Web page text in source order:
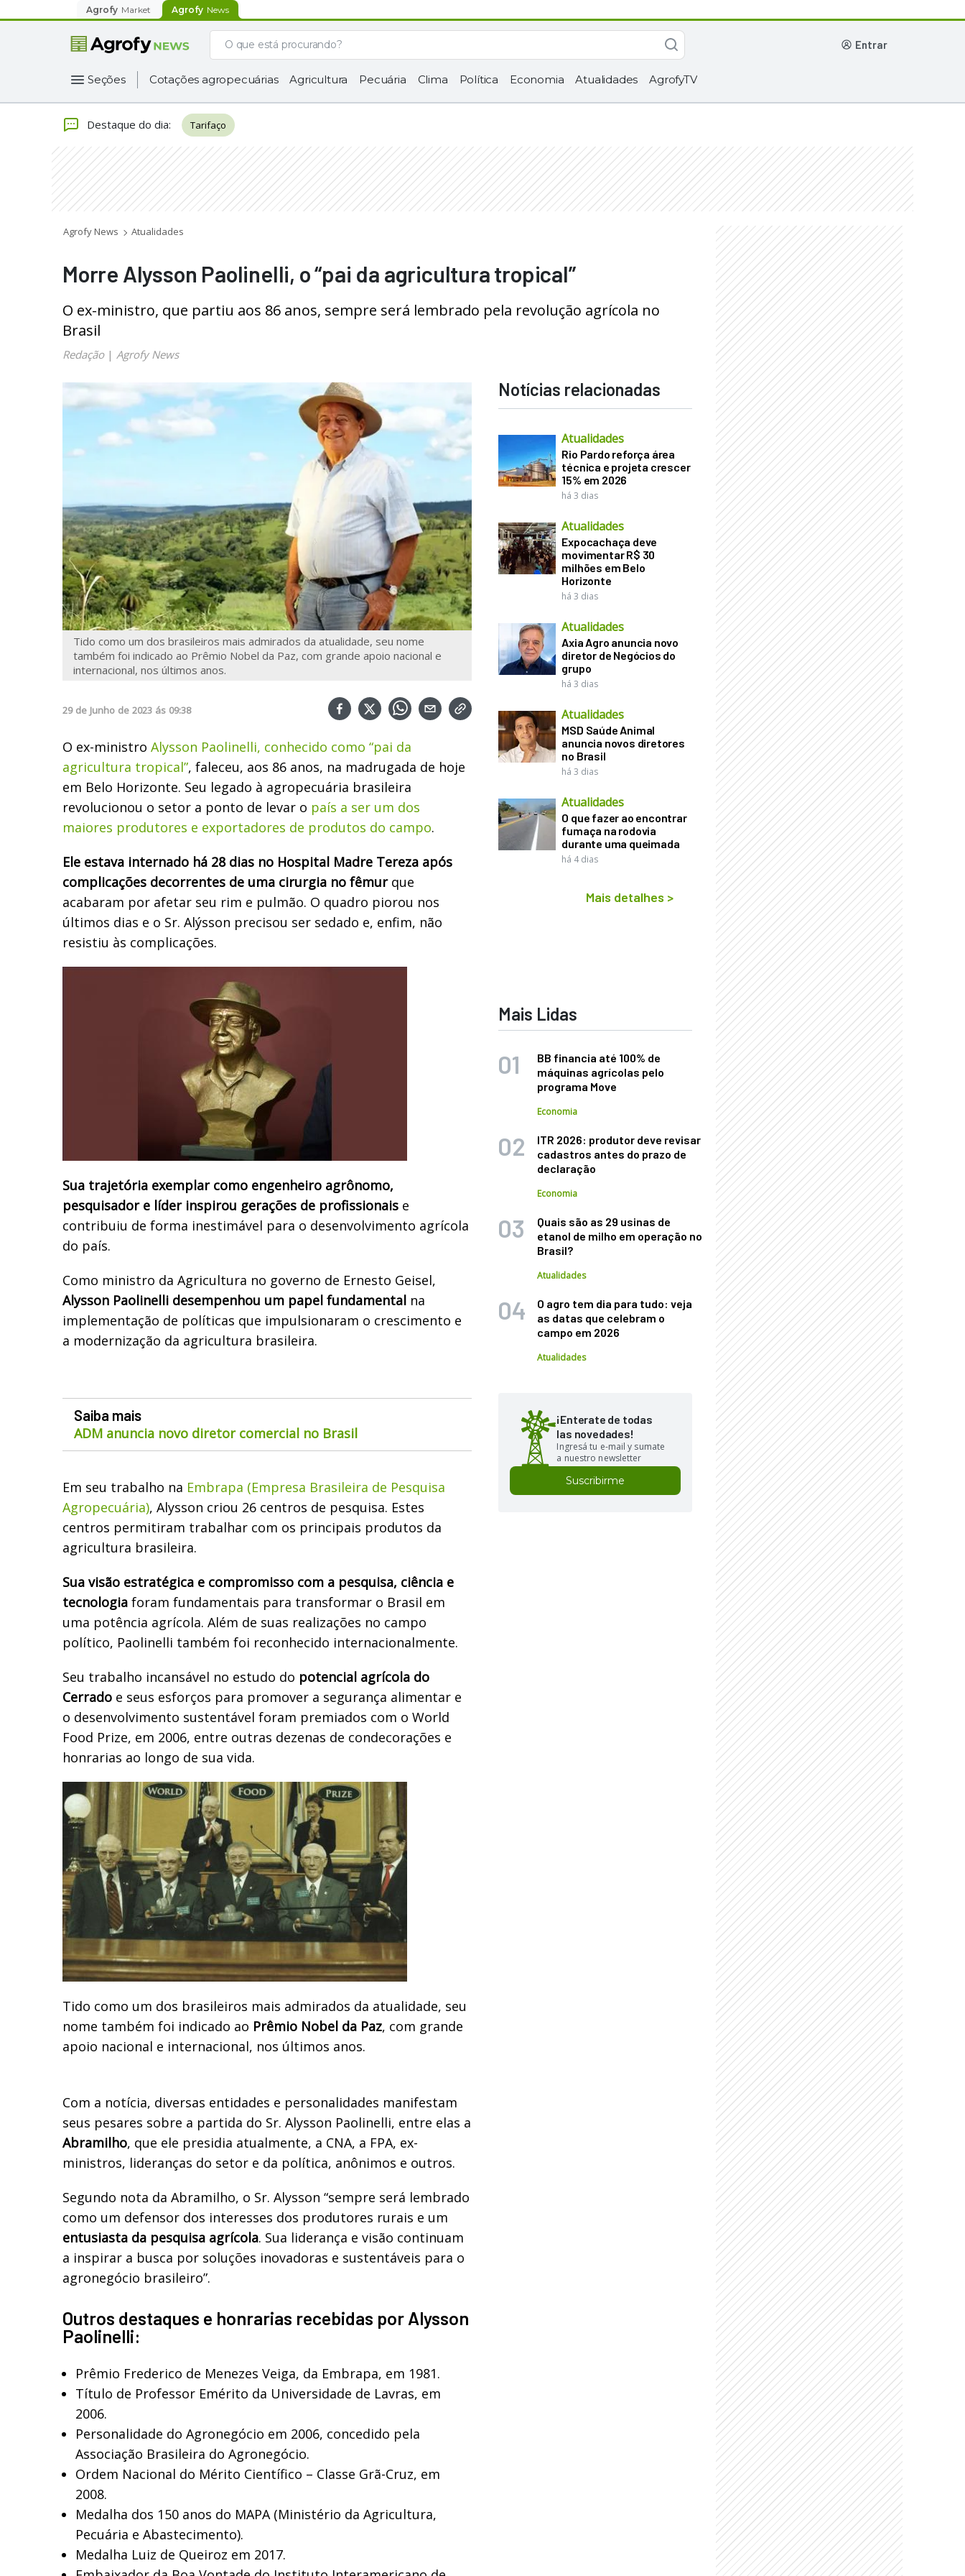
Agrofy Market Agrofy News
entrar
Seções Cotações agropecuárias Agricultura Pecuária Clima Política Economia Atualidades AgrofyTV
Destaque do dia: Tarifaço
Agrofy News Atualidades
Morre Alysson Paolinelli, o “pai da agricultura tropical”
O ex-ministro, que partiu aos 86 anos, sempre será lembrado pela revolução agrícola no
Brasil
Redação| Agrofy News
Tido como um dos brasileiros mais admirados da atualidade, seu nome
também foi indicado ao Prêmio Nobel da Paz, com grande apoio nacional e
internacional, nos últimos anos.
29 de Junho de 2023 ás 09:38
O ex-ministro Alysson Paolinelli, conhecido como “pai da
agricultura tropical”, faleceu, aos 86 anos, na madrugada de hoje
em Belo Horizonte. Seu legado à agropecuária brasileira
revolucionou o setor a ponto de levar o país a ser um dos
maiores produtores e exportadores de produtos do campo.
Ele estava internado há 28 dias no Hospital Madre Tereza após
complicações decorrentes de uma cirurgia no fêmurque
acabaram por afetar seu rim e pulmão. O quadro piorou nos
últimos dias e o Sr. Alýsson precisou ser sedado e, enfim, não
resistiu às complicações.
Sua trajetória exemplar como engenheiro agrônomo,
pesquisador e líder inspirou gerações de profissionais e
contribuiu de forma inestimável para o desenvolvimento agrícola
do país.
Como ministro da Agricultura no governo de Ernesto Geisel,
Alysson Paolinelli desempenhou um papel fundamental na
implementação de políticas que impulsionaram o crescimento e
a modernização da agricultura brasileira.
Saiba mais
ADM anuncia novo diretor comercial no Brasil
Em seu trabalho na Embrapa (Empresa Brasileira de Pesquisa
Agropecuária), Alysson criou 26 centros de pesquisa. Estes
centros permitiram trabalhar com os principais produtos da
agricultura brasileira.
Sua visão estratégica e compromisso com a pesquisa, ciência e
tecnologia foram fundamentais para transformar o Brasil em
uma potência agrícola. Além de suas realizações no campo
político, Paolinelli também foi reconhecido internacionalmente.
Seu trabalho incansável no estudo do potencial agrícola do
Cerrado e seus esforços para promover a segurança alimentar e
o desenvolvimento sustentável foram premiados com o World
Food Prize, em 2006, entre outras dezenas de condecorações e
honrarias ao longo de sua vida.
Tido como um dos brasileiros mais admirados da atualidade, seu
nome também foi indicado ao Prêmio Nobel da Paz, com grande
apoio nacional e internacional, nos últimos anos.
Com a notícia, diversas entidades e personalidades manifestam
seus pesares sobre a partida do Sr. Alysson Paolinelli, entre elas a
Abramilho, que ele presidia atualmente, a CNA, a FPA, ex-
ministros, lideranças do setor e da política, anônimos e outros.
Segundo nota da Abramilho, o Sr. Alysson “sempre será lembrado
como um defensor dos interesses dos produtores rurais e um
entusiasta da pesquisa agrícola. Sua liderança e visão continuam
a inspirar a busca por soluções inovadoras e sustentáveis para o
agronegócio brasileiro”.
Outros destaques e honrarias recebidas por Alysson
Paolinelli:
Prêmio Frederico de Menezes Veiga, da Embrapa, em 1981.
Título de Professor Emérito da Universidade de Lavras, em
2006.
Personalidade do Agronegócio em 2006, concedido pela
Associação Brasileira do Agronegócio.
Ordem Nacional do Mérito Científico – Classe Grã-Cruz, em
2008.
Medalha dos 150 anos do MAPA (Ministério da Agricultura,
Pecuária e Abastecimento).
Medalha Luiz de Queiroz em 2017.
Notícias relacionadas
Atualidades
Rio Pardo reforça área
técnica e projeta crescer
15% em 2026
há 3 dias
Atualidades
Expocachaça deve
movimentar R$ 30
milhões em Belo
Horizonte
há 3 dias
Atualidades
Axia Agro anuncia novo
diretor de Negócios do
grupo
há 3 dias
Atualidades
MSD Saúde Animal
anuncia novos diretores
no Brasil
há 3 dias
Atualidades
O que fazer ao encontrar
fumaça na rodovia
durante uma queimada
há 4 dias
Mais detalhes >
Mais Lidas
BB financia até 100% de
máquinas agrícolas pelo
programa Move
Economia
ITR 2026: produtor deve revisar
cadastros antes do prazo de
declaração
Economia
Quais são as 29 usinas de
etanol de milho em operação no
Brasil?
Atualidades
O agro tem dia para tudo: veja
as datas que celebram o
campo em 2026
Atualidades
¡Enterate de todas
las novedades!
Ingresá tu e-mail y sumate
a nuestro newsletter
Suscribirme